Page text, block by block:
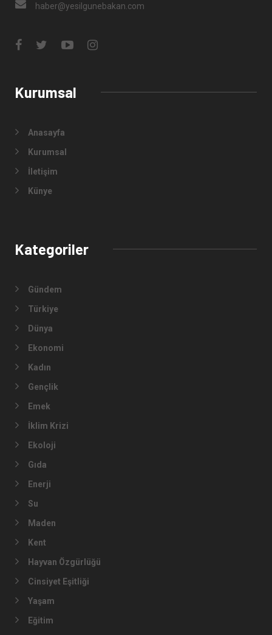
haber@yesilgunebakan.com
Kurumsal
Anasayfa
Kurumsal
İletişim
Künye
Kategoriler
Gündem
Türkiye
Dünya
Ekonomi
Kadın
Gençlik
Emek
İklim Krizi
Ekoloji
Gıda
Enerji
Su
Maden
Kent
Hayvan Özgürlüğü
Cinsiyet Eşitliği
Yaşam
Eğitim